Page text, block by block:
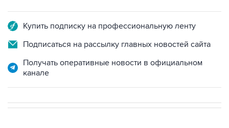
Купить подписку на профессиональную ленту
Подписаться на рассылку главных новостей сайта
Получать оперативные новости в официальном
канале